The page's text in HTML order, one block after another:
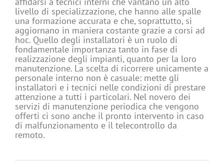
livello di specializzazione, che hanno alle spalle
una formazione accurata e che, soprattutto, si
aggiornano in maniera costante grazie a corsi ad
hoc. Quello degli installatori è un ruolo di
fondamentale importanza tanto in fase di
realizzazione degli impianti, quanto per la loro
manutenzione. La scelta di ricorrere unicamente a
personale interno non è casuale: mette gli
installatori e i tecnici nelle condizioni di prestare
attenzione a tutti i particolari. Nel novero dei
servizi di manutenzione periodica che vengono
offerti ci sono anche il pronto intervento in caso
di malfunzionamento e il telecontrollo da
remoto.